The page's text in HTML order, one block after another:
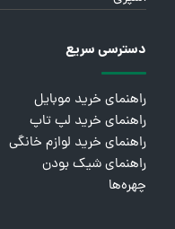
دسترسی سریع
راهنمای خرید موبایل
راهنمای خرید لپ تاپ
راهنمای خرید لوازم خانگی
راهنمای شیک بودن
چهره‌ها